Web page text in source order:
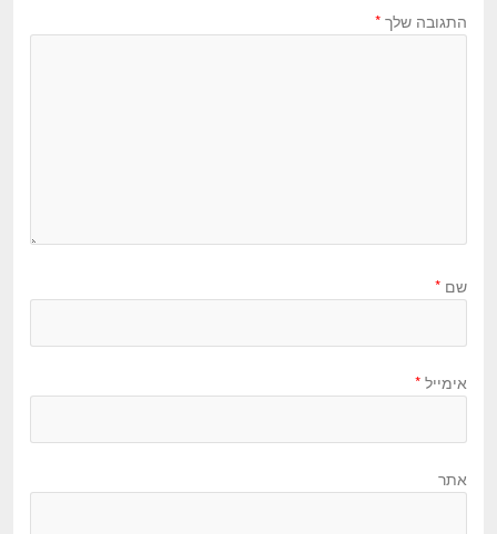
התגובה שלך *
שם *
אימייל *
אתר